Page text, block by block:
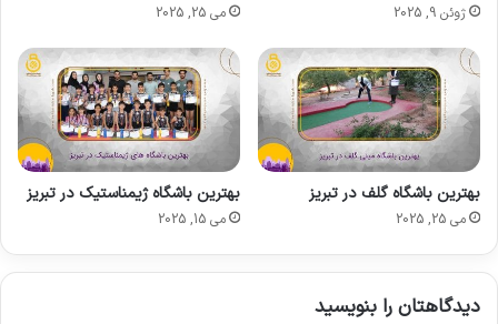
ژوئن 9, 2025 می 25, 2025
بهترین باشگاه گلف در تبریز
می 25, 2025
بهترین باشگاه ژیمناستیک در تبریز
می 15, 2025
دیدگاهتان را بنویسید